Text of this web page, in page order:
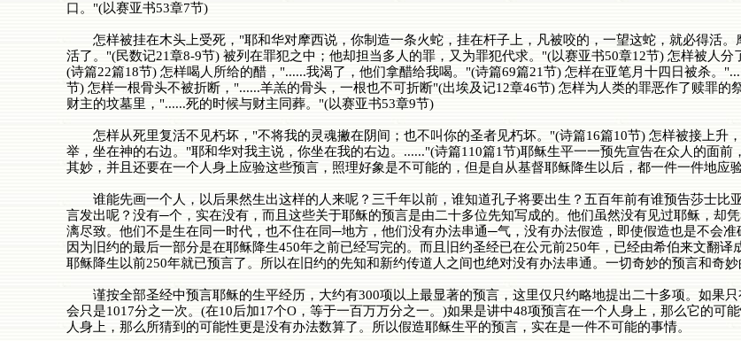
口。"(以赛亚书53章7节)
怎样被挂在木头上受死，"耶和华对摩西说，你制造一条火蛇，挂在杆子上，凡被咬的，一望这蛇，就必得活。
活了。"(民数记21章8-9节) 被列在罪犯之中；他却担当多人的罪，又为罪犯代求。"(以赛亚书50章12节) 怎样被人
(诗篇22篇18节) 怎样喝人所给的醋，"......我渴了，他们拿醋给我喝。"(诗篇69篇21节) 怎样在亚笔月十四日被杀。
节) 怎样一根骨头不被折断，"......羊羔的骨头，一根也不可折断"(出埃及记12章46节) 怎样为人类的罪恶作了赎罪
财主的坟墓里，"......死的时候与财主同葬。"(以赛亚书53章9节)
怎样从死里复活不见朽坏，"不将我的灵魂撇在阴间；也不叫你的圣者见朽坏。"(诗篇16篇10节) 怎样被接上升
举，坐在神的右边。"耶和华对我主说，你坐在我的右边。......"(诗篇110篇1节)耶稣生平一一预先宣告在众人的面
其妙，并且还要在一个人身上应验这些预言，照理好象是不可能的，但是自从基督耶稣降生以后，都一件一件地应
谁能先画一个人，以后果然生出这样的人来呢？三千年以前，谁知道孔子将要出生？五百年前有谁预告莎士比
言发出呢？没有─个，实在没有，而且这些关于耶稣的预言是由二十多位先知写成的。他们虽然没有见过耶稣，却
漓尽致。他们不是生在同一时代，也不住在同─地方，他们没有办法串通─气，没有办法假造，即使假造也是不会
因为旧约的最后一部分是在耶稣降生450年之前已经写完的。而且旧约圣经已在公元前250年，已经由希伯来文翻
耶稣降生以前250年就已预言了。所以在旧约的先知和新约传道人之间也绝对没有办法串通。一切奇妙的预言和奇
谨按全部圣经中预言耶稣的生平经历，大约有300项以上最显著的预言，这里仅只约略地提出二十多项。如果
会只是1017分之一次。(在10后加17个O，等于一百万万分之一。)如果是讲中48项预言在一个人身上，那么它的可
人身上，那么所猜到的可能性更是没有办法数算了。所以假造耶稣生平的预言，实在是一件不可能的事情。